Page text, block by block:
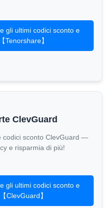
gli ultimi codici sconto e
Tenorshare】
ClevGuard
codici sconto ClevGuard —
e risparmia di più!
gli ultimi codici sconto e
ClevGuard】